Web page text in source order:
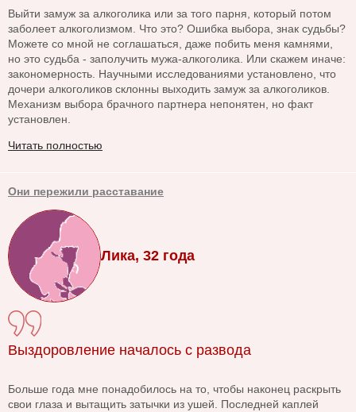
Выйти замуж за алкоголика или за того парня, который потом
заболеет алкоголизмом. Что это? Ошибка выбора, знак судьбы?
Можете со мной не соглашаться, даже побить меня камнями,
но это судьба - заполучить мужа-алкоголика. Или скажем иначе:
закономерность. Научными исследованиями установлено, что
дочери алкоголиков склонны выходить замуж за алкоголиков.
Механизм выбора брачного партнера непонятен, но факт
установлен.
Читать полностью
Они пережили расставание
Лика, 32 года
Выздоровление началось с развода
Больше года мне понадобилось на то, чтобы наконец раскрыть
свои глаза и вытащить затычки из ушей. Последней каплей